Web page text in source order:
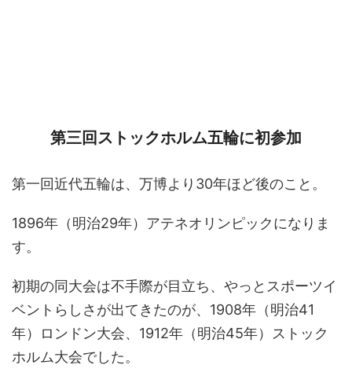
第三回ストックホルム五輪に初参加
第一回近代五輪は、万博より30年ほど後のこと。
1896年（明治29年）アテネオリンピックになりま
す。
初期の同大会は不手際が目立ち、やっとスポーツイ
ベントらしさが出てきたのが、1908年（明治41
年）ロンドン大会、1912年（明治45年）ストック
ホルム大会でした。